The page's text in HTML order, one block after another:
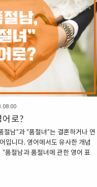
08:00
어로?
절남”과 “품절녀”는 결혼하거나 연
입니다. 영어에서도 유사한 개념
품절남과 품절녀에 관한 영어 표